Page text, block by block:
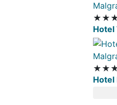
Hotel
Hotel